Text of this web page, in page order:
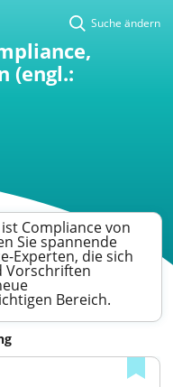
Suche ändern
(engl.:
Compliance von
Sie spannende
Experten, die sich
Vorschriften
Bereich.